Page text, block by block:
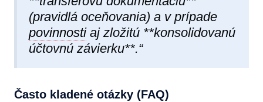
(pravidlá oceňovania) a v prípade
povinnostiaj zložitú **konsolidovanú
účtovnú závierku**.“
Často kladené otázky (FAQ)